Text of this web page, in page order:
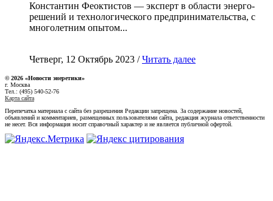
Константин Феоктистов — эксперт в области энерго-
решений и технологического предпринимательства, с
многолетним опытом...
Четверг, 12 Октябрь 2023 /Читать далее
© 2026 «Новости энеретики»
г. Москва
Тел.: (495) 540-52-76
Карта сайта
Перепечатка материала с сайта без разрешения Редакции запрещена. За содержание новостей,
объявлений и комментариев, размещенных пользователями сайта, редакция журнала ответственности
не несет. Вся информация носит справочный характер и не является публичной офертой.